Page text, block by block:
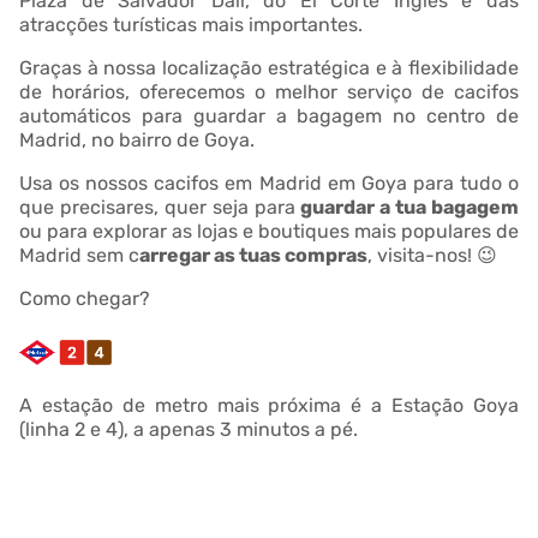
atracções turísticas mais importantes.
Graças à nossa localização estratégica e à flexibilidade
de horários, oferecemos o melhor serviço de cacifos
automáticos para guardar a bagagem no centro de
Madrid, no bairro de Goya.
Usa os nossos cacifos em Madrid em Goya para tudo o
que precisares, quer seja paraguardar a tua bagagem
ou para explorar as lojas e boutiques mais populares de
Madrid sem carregar as tuas compras, visita-nos! 😉
Como chegar?
A estação de metro mais próxima é a Estação Goya
(linha 2 e 4), a apenas 3 minutos a pé.